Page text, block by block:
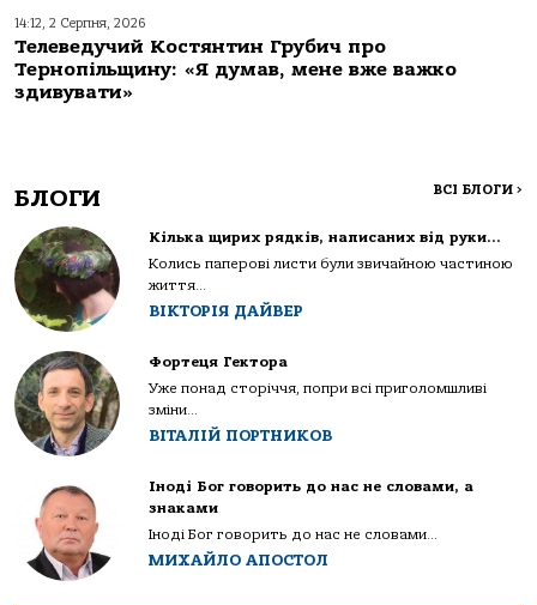
14:12, 2 Серпня, 2026
Телеведучий Костянтин Грубич про
Тернопільщину: «Я думав, мене вже важко
здивувати»
БЛОГИ ВСІ БЛОГИ >
Кілька щирих рядків, написаних від руки…
Колись паперові листи були звичайною частиною
життя...
ВІКТОРІЯ ДАЙВЕР
Фортеця Гектора
Уже понад сторіччя, попри всі приголомшливі
зміни...
ВІТАЛІЙ ПОРТНИКОВ
Іноді Бог говорить до нас не словами, а
знаками
Іноді Бог говорить до нас не словами...
МИХАЙЛО АПОСТОЛ